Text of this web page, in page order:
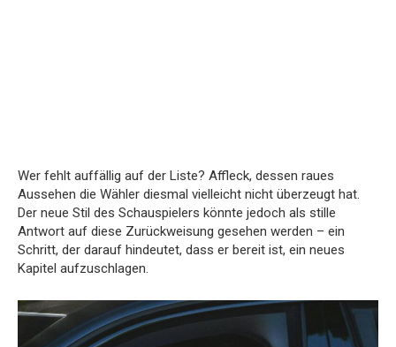
Wer fehlt auffällig auf der Liste? Affleck, dessen raues
Aussehen die Wähler diesmal vielleicht nicht überzeugt hat.
Der neue Stil des Schauspielers könnte jedoch als stille
Antwort auf diese Zurückweisung gesehen werden – ein
Schritt, der darauf hindeutet, dass er bereit ist, ein neues
Kapitel aufzuschlagen.